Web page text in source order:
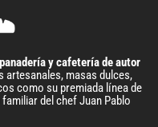
y cafetería de autor
artesanales, masas dulces,
como su premiada línea de
del chef Juan Pablo